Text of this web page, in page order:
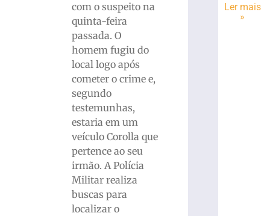
com o suspeito na
quinta-feira
passada. O
homem fugiu do
local logo após
cometer o crime e,
segundo
testemunhas,
estaria em um
veículo Corolla que
pertence ao seu
irmão. A Polícia
Militar realiza
buscas para
localizar o
Ler mais
»